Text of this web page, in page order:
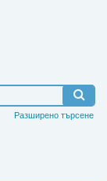
Разширено търсене